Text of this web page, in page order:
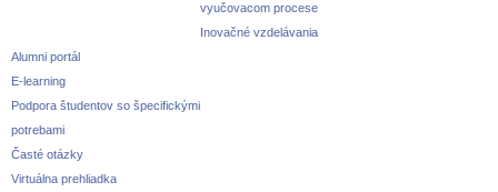
vyučovacom procese
Inovačné vzdelávania
Alumni portál
E-learning
Podpora študentov so špecifickými
potrebami
Časté otázky
Virtuálna prehliadka